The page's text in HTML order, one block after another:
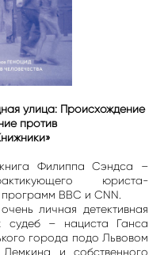
улица: Происхождение
против
Филиппа Сэндса –
юриста-
BBC и СNN.
личная детективная
судеб – нациста Ганса
города подо Львовом
и собственного